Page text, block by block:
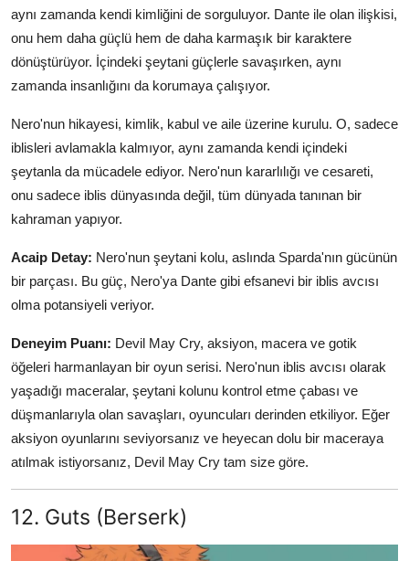
aynı zamanda kendi kimliğini de sorguluyor. Dante ile olan ilişkisi,
onu hem daha güçlü hem de daha karmaşık bir karaktere
dönüştürüyor. İçindeki şeytani güçlerle savaşırken, aynı
zamanda insanlığını da korumaya çalışıyor.
Nero'nun hikayesi, kimlik, kabul ve aile üzerine kurulu. O, sadece
iblisleri avlamakla kalmıyor, aynı zamanda kendi içindeki
şeytanla da mücadele ediyor. Nero'nun kararlılığı ve cesareti,
onu sadece iblis dünyasında değil, tüm dünyada tanınan bir
kahraman yapıyor.
Acaip Detay: Nero'nun şeytani kolu, aslında Sparda'nın gücünün
bir parçası. Bu güç, Nero'ya Dante gibi efsanevi bir iblis avcısı
olma potansiyeli veriyor.
Deneyim Puanı: Devil May Cry, aksiyon, macera ve gotik
öğeleri harmanlayan bir oyun serisi. Nero'nun iblis avcısı olarak
yaşadığı maceralar, şeytani kolunu kontrol etme çabası ve
düşmanlarıyla olan savaşları, oyuncuları derinden etkiliyor. Eğer
aksiyon oyunlarını seviyorsanız ve heyecan dolu bir maceraya
atılmak istiyorsanız, Devil May Cry tam size göre.
12. Guts (Berserk)